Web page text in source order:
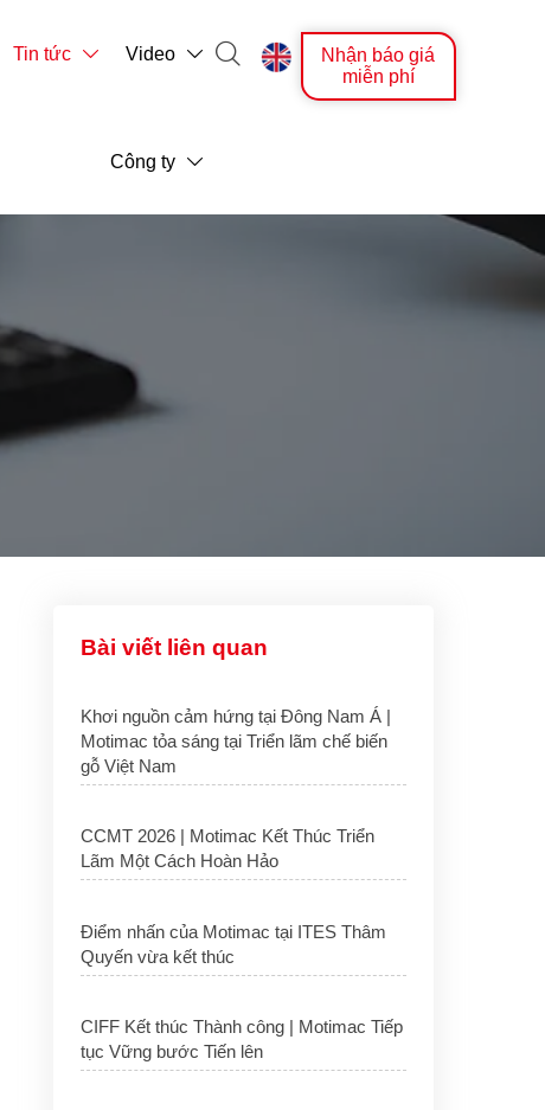
Tin tức  Video 
Công ty 
 
Nhận báo giá
miễn phí
Bài viết liên quan
Khơi nguồn cảm hứng tại Đông Nam Á |
Motimac tỏa sáng tại Triển lãm chế biến
gỗ Việt Nam
CCMT 2026 | Motimac Kết Thúc Triển
Lãm Một Cách Hoàn Hảo
Điểm nhấn của Motimac tại ITES Thâm
Quyến vừa kết thúc
CIFF Kết thúc Thành công | Motimac Tiếp
tục Vững bước Tiến lên